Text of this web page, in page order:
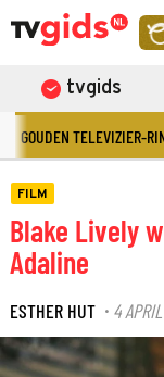
tvgids
GOUDEN TELEVIZIER-
FILM
Blake Lively
Adaline
ESTHER HUT · 4